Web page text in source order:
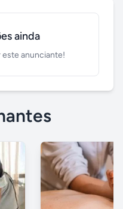
ainda
este anunciante!